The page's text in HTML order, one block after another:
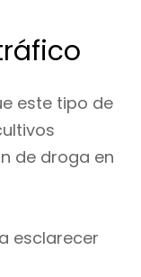
este tipo de
de droga en
esclarecer